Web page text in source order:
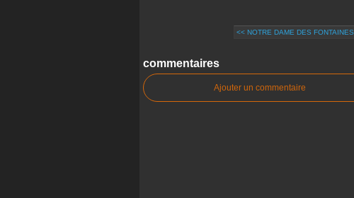
<< NOTRE DAME DES FONTAINES
commentaires
Ajouter un commentaire